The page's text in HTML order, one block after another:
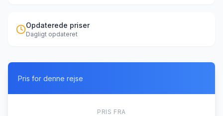
Opdaterede priser
Dagligt opdateret
Pris for denne rejse
PRIS FRA